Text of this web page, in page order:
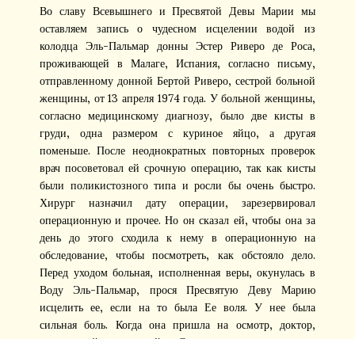
Во славу Всевышнего и Пресвятой Девы Марии мы
оставляем запись о чудесном исцелении водой из
колодца Эль-Пальмар донны Эстер Риверо де Роса,
проживающей в Малаге, Испания, согласно письму,
отправленному донной Бертой Риверо, сестрой больной
женщины, от 13 апреля 1974 года. У больной женщины,
согласно медицинскому диагнозу, было две кисты в
груди, одна размером с куриное яйцо, а другая
поменьше. После неоднократных повторных проверок
врач посоветовал ей срочную операцию, так как кисты
были поликистозного типа и росли бы очень быстро.
Хирург назначил дату операции, зарезервировал
операционную и прочее. Но он сказал ей, чтобы она за
день до этого сходила к нему в операционную на
обследование, чтобы посмотреть, как обстояло дело.
Перед уходом больная, исполненная веры, окунулась в
Воду Эль-Пальмар, прося Пресвятую Деву Марию
исцелить ее, если на то была Ее воля. У нее была
сильная боль. Когда она пришла на осмотр, доктор,